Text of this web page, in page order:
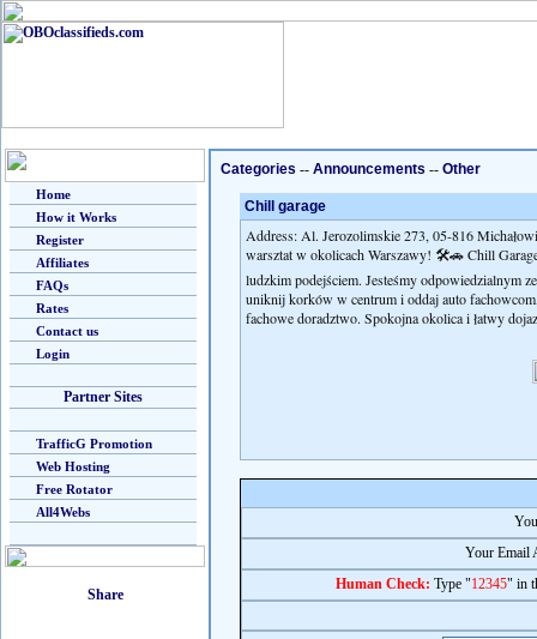
Home
How it Works
Register
Affiliates
FAQs
Rates
Contact us
Login
Partner Sites
TrafficG Promotion
Web Hosting
Free Rotator
All4Webs
Categories -- Announcements -- Other
Chill garage
Address: Al. Jerozolimskie 273, 05-816
warsztat w okolicach Warszawy! 🛠️🚗 Chill
ludzkim podejściem. Jesteśmy odpowiedzialnym
uniknij korków w centrum i oddaj auto
fachowe doradztwo. Spokojna okolica i łatwy
Your Email
Human Check: Type "12345" in